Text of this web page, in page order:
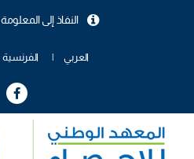
النفاذ إلى المعلومة
العربي الفرنسية